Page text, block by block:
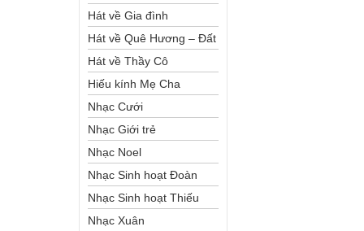
côi
Hát về Gia đình
Hát về Quê Hương – Đất
Nước
Hát về Thầy Cô
Hiếu kính Mẹ Cha
Nhạc Cưới
Nhạc Giới trẻ
Nhạc Noel
Nhạc Sinh hoạt Đoàn
Thể Công Giáo
Nhạc Sinh hoạt Thiếu
Nhi
Nhạc Xuân